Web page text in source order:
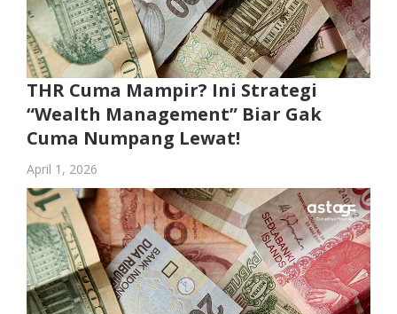
THR Cuma Mampir? Ini Strategi
“Wealth Management” Biar Gak
Cuma Numpang Lewat!
April 1, 2026